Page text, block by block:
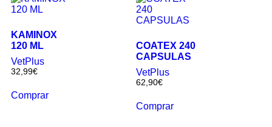
KAMINOX
120 ML
VetPlus
32,99€
Comprar
COATEX 240
CAPSULAS
VetPlus
62,90€
Comprar